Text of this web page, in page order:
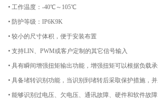
• 工作温度：-40℃～105℃
• 防护等级：IP6K9K
• 较小的尺寸体积，便于安装布置
• 支持LIN、PWM或客户定制的其它信号输入
• 具有瞬间增强扭矩输出功能，增强扭矩可以根据负载
• 具备堵转识别功能，当识别到堵转后采取保护措施，
• 能够识别过电压、欠电压、通讯故障、硬件和软件故